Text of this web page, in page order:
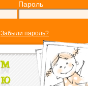
Пароль
Забыли пароль?